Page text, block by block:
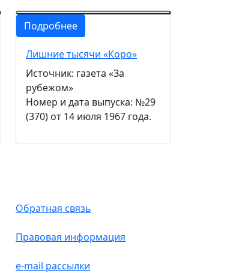
Подробнее
Лишние тысячи «Коро»
Источник: газета «За
рубежом»
Номер и дата выпуска: №29
(370) от 14 июля 1967 года.
Обратная связь
Правовая информация
e-mail рассылки